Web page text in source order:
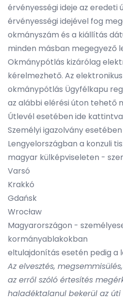
érvényességi ideje az eredeti
érvényességi idejével fog
okmányszám és a kiállítás
minden másban megegyező
Okmánypótlás kizárólag
kérelmezhető. Az
okmánypótlás Ügyfélkapu
az alábbi elérési úton tehető
Útlevél esetében ide kattintva
Személyi igazolvány
Lengyelországban a konzuli
magyar külképviseleten -
Varsó
Krakkó
Gdańsk
Wrocław
Magyarországon -
kormányablakokban
eltulajdonítás esetén pedig a
Az elvesztés,
az erről szóló értesítés
haladéktalanul bekerül az úti